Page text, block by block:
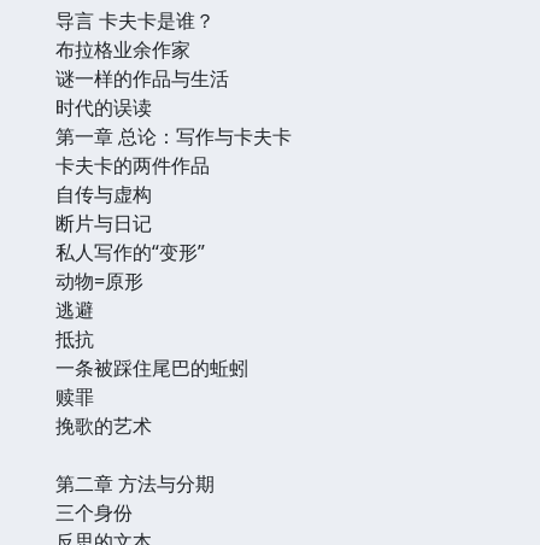
导言 卡夫卡是谁？
布拉格业余作家
谜一样的作品与生活
时代的误读
第一章 总论：写作与卡夫卡
卡夫卡的两件作品
自传与虚构
断片与日记
私人写作的“变形”
动物=原形
逃避
抵抗
一条被踩住尾巴的蚯蚓
赎罪
挽歌的艺术
第二章 方法与分期
三个身份